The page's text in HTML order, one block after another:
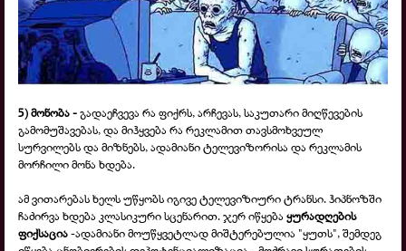
5) მონობა -გადაეჩვევა რა ფიქრს, არჩევას, საკუთარი მიღწევების
გამომუშავებას, და მიჰყვება რა რეკლამით თავსმოხვეულ
სურვილებს და მიზნებს, ადამიანი ტელევიზორისა და რეკლამის
მორჩილი მონა ხდება.
ამ ვითარებას ხელს უწყობს იგივე ტელევიზიური ტრანსი. ჰიპნოზში
ჩაძირვა ხდება კლასიკური სცენარით. ჯერ იწყება ყურადღების
ფიქსაცია-ადამიანი მოუწყვეტლად მიშტერებულია "ყუთს", შემდეგ